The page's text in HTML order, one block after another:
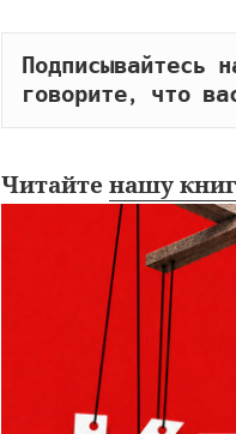
Подписывайтесь
говорите, что
Читайтенашу